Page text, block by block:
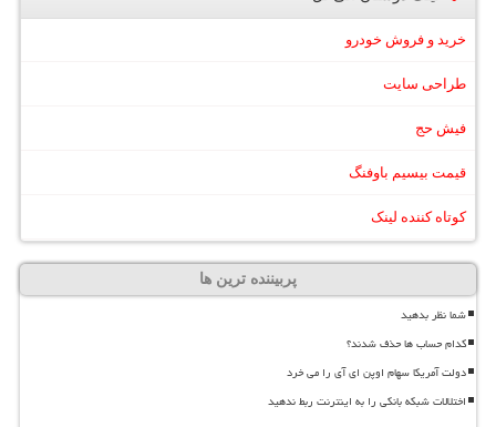
خرید و فروش خودرو
طراحی سایت
فیش حج
قیمت بیسیم باوفنگ
کوتاه کننده لینک
پربیننده ترین ها
شما نظر بدهید
کدام حساب ها حذف شدند؟
دولت آمریکا سهام اوپن ای آی را می خرد
اختلالات شبکه بانکی را به اینترنت ربط ندهید